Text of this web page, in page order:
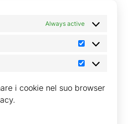
Always active
i cookie nel suo browser